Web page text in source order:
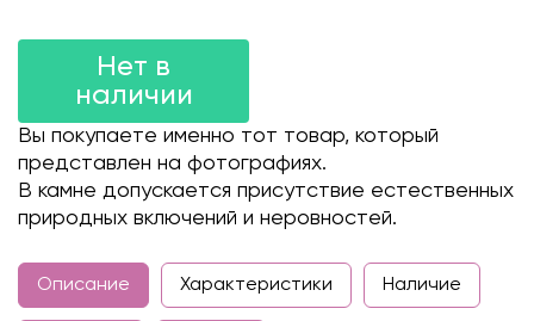
Нет в
наличии
Вы покупаете именно тот товар, который
представлен на фотографиях.
В камне допускается присутствие естественных
природных включений и неровностей.
Описание Характеристики Наличие